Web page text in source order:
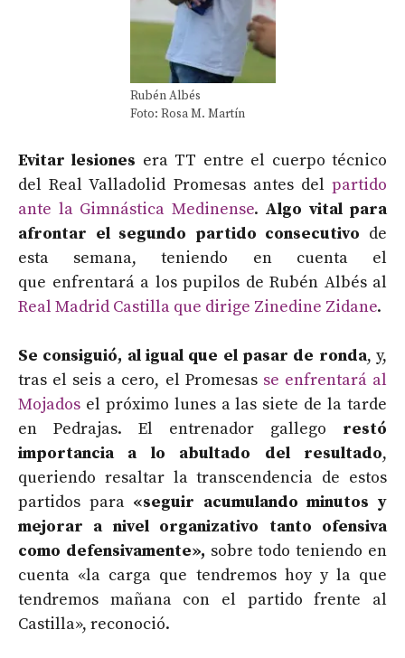
Rubén Albés
Foto: Rosa M. Martín
Evitar lesiones era TT entre el cuerpo técnico
del Real Valladolid Promesas antes del partido
ante la Gimnástica Medinense. Algo vital para
afrontar el segundo partido consecutivo de
esta semana, teniendo en cuenta el
que enfrentará a los pupilos de Rubén Albés al
Real Madrid Castilla que dirige Zinedine Zidane.
Se consiguió, al igual que el pasar de ronda, y,
tras el seis a cero, el Promesas se enfrentará al
Mojados el próximo lunes a las siete de la tarde
en Pedrajas. El entrenador gallego restó
importancia a lo abultado del resultado,
queriendo resaltar la transcendencia de estos
partidos para «seguir acumulando minutos y
mejorar a nivel organizativo tanto ofensiva
como defensivamente», sobre todo teniendo en
cuenta «la carga que tendremos hoy y la que
tendremos mañana con el partido frente al
Castilla», reconoció.